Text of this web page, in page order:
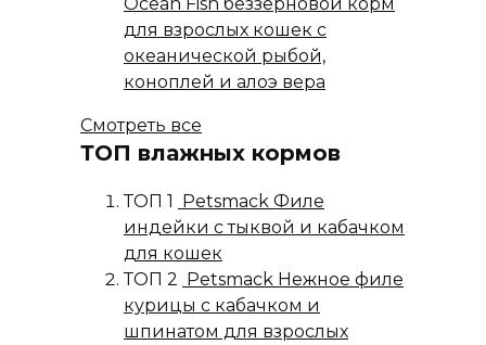
для взрослых кошек с
океанической рыбой,
коноплей и алоэ вера
Смотреть все
ТОП влажных кормов
ТОП 1 Petsmack Филе
индейки с тыквой и кабачком
для кошек
ТОП 2 Petsmack Нежное филе
курицы с кабачком и
шпинатом для взрослых